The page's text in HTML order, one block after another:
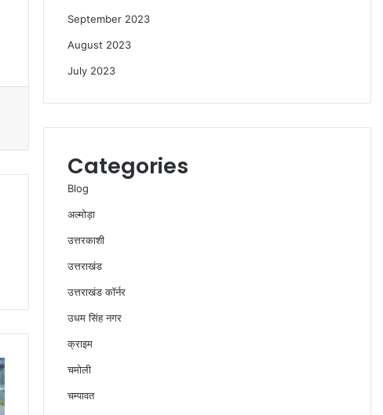
September 2023
August 2023
July 2023
Categories
Blog
अल्मोड़ा
उत्तरकाशी
उत्तराखंड
उत्तराखंड कॉर्नर
उधम सिंह नगर
क्राइम
चमोली
चम्पावत